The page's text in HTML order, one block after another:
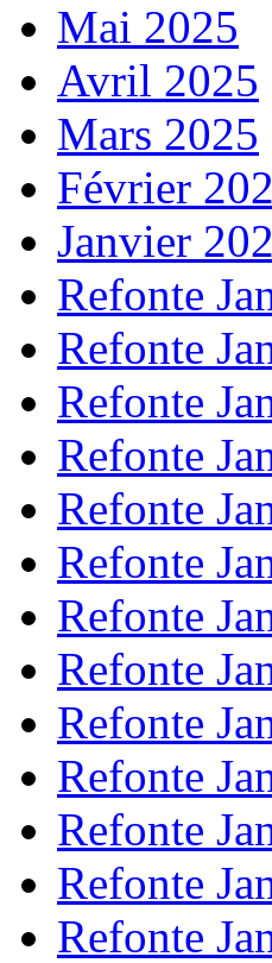
Mai 2025
Avril 2025
Mars 2025
Février
Janvier
Refonte
Refonte
Refonte
Refonte
Refonte
Refonte
Refonte
Refonte
Refonte
Refonte
Refonte
Refonte
Refonte